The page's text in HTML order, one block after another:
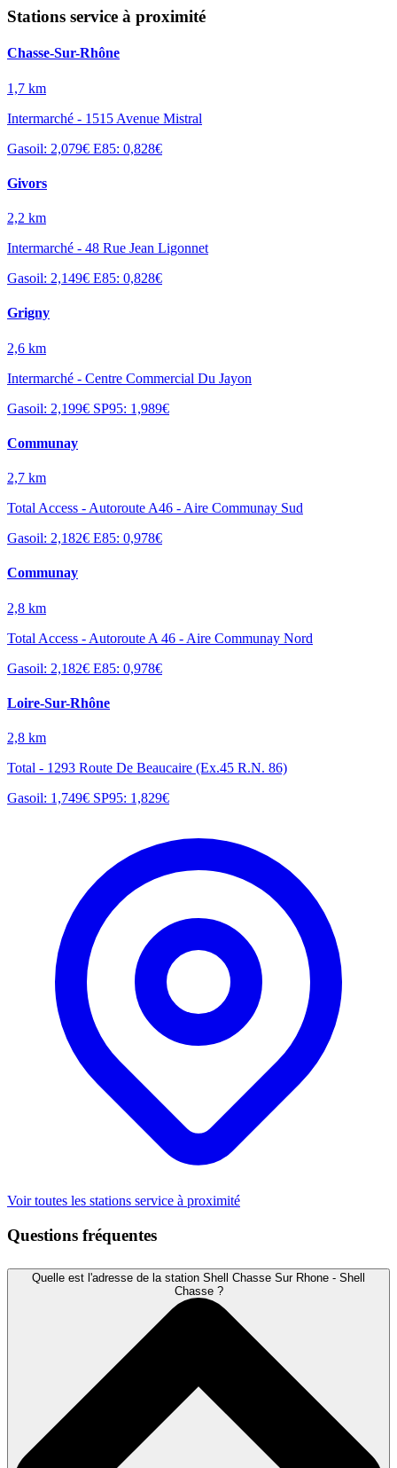
Stations service à proximité
Chasse-Sur-Rhône
1,7 km
Intermarché - 1515 Avenue Mistral
Gasoil: 2,079€ E85: 0,828€
Givors
2,2 km
Intermarché - 48 Rue Jean Ligonnet
Gasoil: 2,149€ E85: 0,828€
Grigny
2,6 km
Intermarché - Centre Commercial Du Jayon
Gasoil: 2,199€ SP95: 1,989€
Communay
2,7 km
Total Access - Autoroute A46 - Aire Communay Sud
Gasoil: 2,182€ E85: 0,978€
Communay
2,8 km
Total Access - Autoroute A 46 - Aire Communay Nord
Gasoil: 2,182€ E85: 0,978€
Loire-Sur-Rhône
2,8 km
Total - 1293 Route De Beaucaire (Ex.45 R.N. 86)
Gasoil: 1,749€ SP95: 1,829€
Voir toutes les stations service à proximité
Questions fréquentes
Quelle est l'adresse de la station Shell Chasse Sur Rhone - Shell
Chasse ?